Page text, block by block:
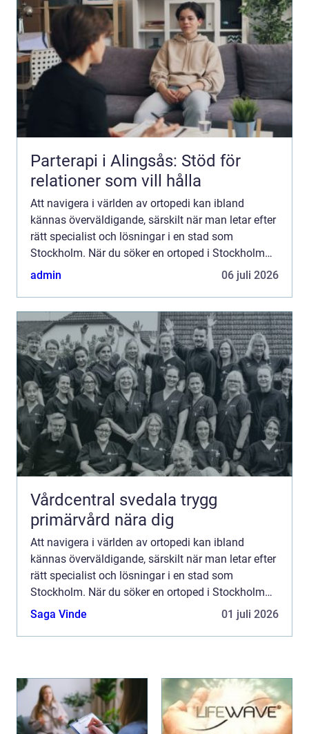
Parterapi i Alingsås: Stöd för
relationer som vill hålla
Att navigera i världen av ortopedi kan ibland
kännas överväldigande, särskilt när man letar efter
rätt specialist och lösningar i en stad som
Stockholm. När du söker en ortoped i Stockholm
står ...
admin 06 juli 2026
Vårdcentral svedala trygg
primärvård nära dig
Att navigera i världen av ortopedi kan ibland
kännas överväldigande, särskilt när man letar efter
rätt specialist och lösningar i en stad som
Stockholm. När du söker en ortoped i Stockholm
står ...
Saga Vinde 01 juli 2026